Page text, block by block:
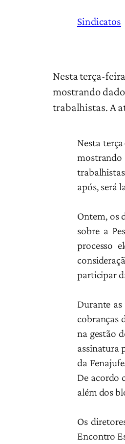
Sindicatos
Nesta terça-
mostrando
trabalhistas. A
Nesta
mostrando
após, será
Ontem, os
sobre a
processo
participar
Durante
cobranças
na gestão
assinatura
da
De acordo
além dos
Os
Encontro